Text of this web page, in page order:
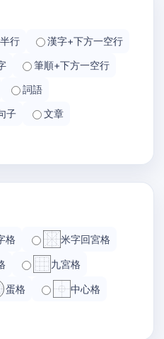
行
漢字+下方一空行
筆順+下方一空行
詞語
子
文章
格 米字回宮格
九宮格
蛋格 中心格